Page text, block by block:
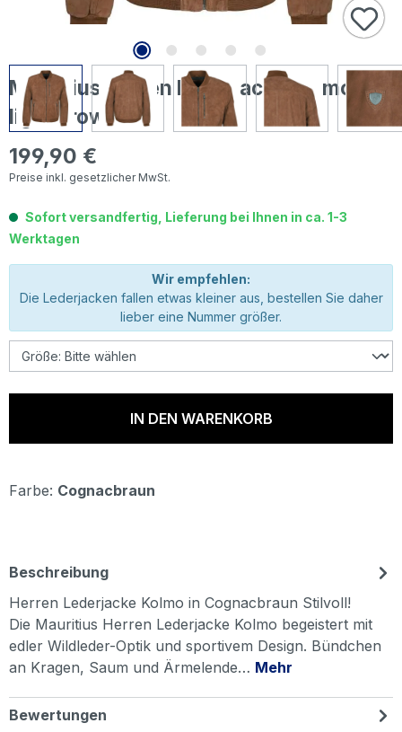
Mauritius Herren Lederjacke Kolmo
light brown
Regulärer Preis:
199,90 €
Preise inkl. gesetzlicher MwSt.
Sofort versandfertig, Lieferung bei Ihnen in ca. 1-3
Werktagen
Wir empfehlen:
Die Lederjacken fallen etwas kleiner aus, bestellen Sie daher
lieber eine Nummer größer.
IN DEN WARENKORB
Farbe: Cognacbraun
Beschreibung
Herren Lederjacke Kolmo in Cognacbraun Stilvoll!
Die Mauritius Herren Lederjacke Kolmo begeistert mit
edler Wildleder-Optik und sportivem Design. Bündchen
an Kragen, Saum und Ärmelende… Mehr
Bewertungen